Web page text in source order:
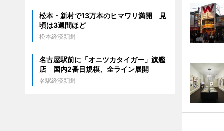
松本・新村で13万本のヒマワリ満開 見
頃は3週間ほど
松本経済新聞
名古屋駅前に「オニツカタイガー」旗艦
店 国内2番目規模、全ライン展開
名駅経済新聞